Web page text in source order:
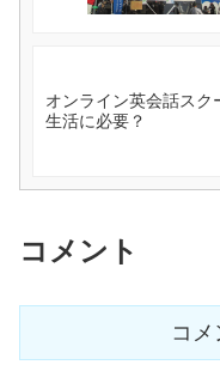
オンライン英会話スク
生活に必要？
コメント
コ